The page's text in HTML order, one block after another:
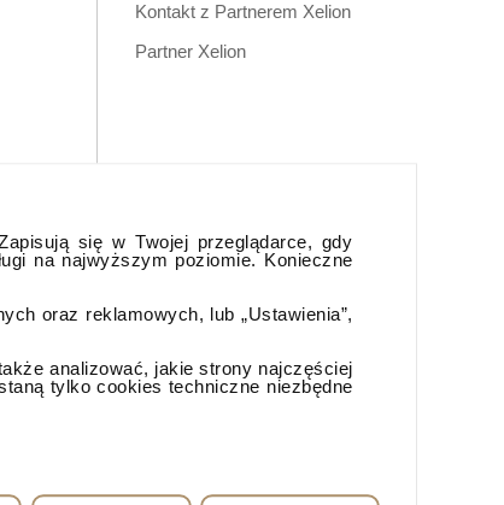
się w Twojej przeglądarce, gdy
na najwyższym poziomie. Konieczne
oraz reklamowych, lub „Ustawienia”,
analizować, jakie strony najczęściej
tylko cookies techniczne niezbędne
Kontakt z Partnerem Xelion
Partner Xelion